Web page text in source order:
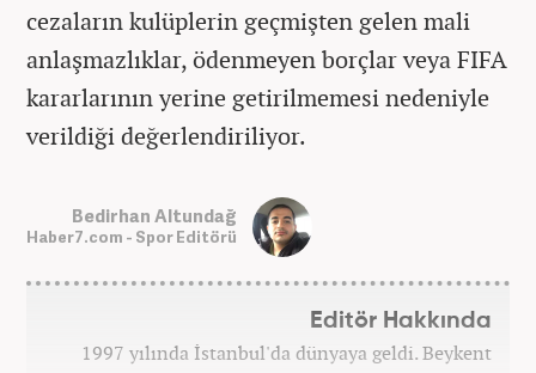
cezaların kulüplerin geçmişten gelen mali
anlaşmazlıklar, ödenmeyen borçlar veya FIFA
kararlarının yerine getirilmemesi nedeniyle
verildiği değerlendiriliyor.
Bedirhan Altundağ
Haber7.com - Spor Editörü
Editör Hakkında
1997 yılında İstanbul'da dünyaya geldi. Beykent